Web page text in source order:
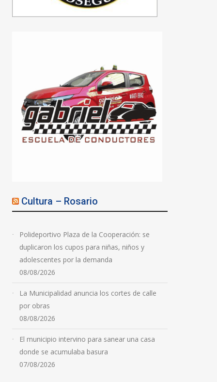
Cultura – Rosario
Polideportivo Plaza de la Cooperación: se
duplicaron los cupos para niñas, niños y
adolescentes por la demanda
08/08/2026
La Municipalidad anuncia los cortes de calle
por obras
08/08/2026
El municipio intervino para sanear una casa
donde se acumulaba basura
07/08/2026